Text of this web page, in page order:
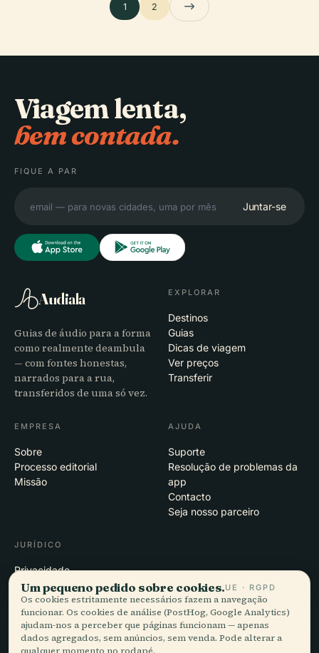
1 2
Viagem lenta,
bem contada.
FIQUE A PAR
Juntar-se
Audiala
Guias de áudio para a forma
como realmente deambula
— com fontes honestas,
narrados para a rua,
transferidos de uma só vez.
EXPLORAR
Destinos
Guias
Dicas de viagem
Ver preços
Transferir
EMPRESA
Sobre
Processo editorial
Missão
AJUDA
Suporte
Resolução de problemas da
app
Contacto
Seja nosso parceiro
JURÍDICO
Privacidade
Termos
Definições de cookies
Eliminar conta
Um pequeno pedido sobre cookies.UE · RGPD
Os cookies estritamente necessários fazem a navegação
funcionar. Os cookies de análise (PostHog, Google Analytics)
ajudam-nos a perceber que páginas funcionam — apenas
dados agregados, sem anúncios, sem venda. Pode alterar a
qualquer momento no rodapé.